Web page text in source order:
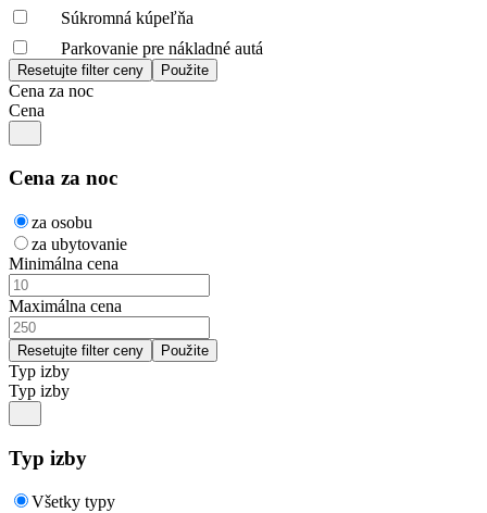
Súkromná kúpeľňa
Parkovanie pre nákladné autá
Cena za noc
Cena
Cena za noc
za osobu
za ubytovanie
Minimálna cena
Maximálna cena
Typ izby
Typ izby
Typ izby
Všetky typy